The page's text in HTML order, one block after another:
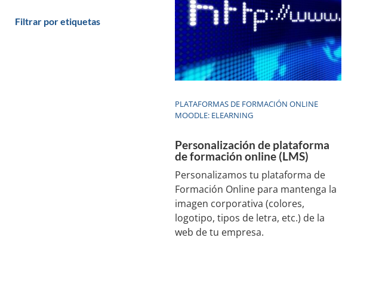
Filtrar por etiquetas
PLATAFORMAS DE FORMACIÓN ONLINE
MOODLE: ELEARNING
Personalización de plataforma
de formación online (LMS)
Personalizamos tu plataforma de
Formación Online para mantenga la
imagen corporativa (colores,
logotipo, tipos de letra, etc.) de la
web de tu empresa.